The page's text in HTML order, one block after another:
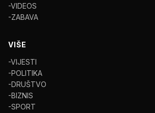
-VIDEOS
-ZABAVA
VIŠE
-VIJESTI
-POLITIKA
-DRUŠTVO
-BIZNIS
-SPORT